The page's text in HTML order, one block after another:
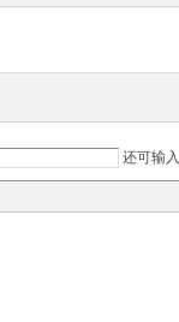
还可输入